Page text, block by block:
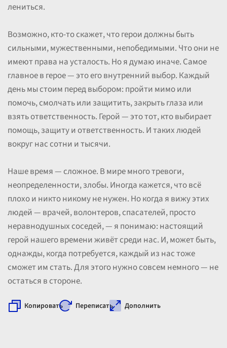
лениться.
Возможно, кто-то скажет, что герои должны быть
сильными, мужественными, непобедимыми. Что они не
имеют права на усталость. Но я думаю иначе. Самое
главное в герое — это его внутренний выбор. Каждый
день мы стоим перед выбором: пройти мимо или
помочь, смолчать или защитить, закрыть глаза или
взять ответственность. Герой — это тот, кто выбирает
помощь, защиту и ответственность. И таких людей
вокруг нас сотни и тысячи.
Наше время — сложное. В мире много тревоги,
неопределенности, злобы. Иногда кажется, что всё
плохо и никто никому не нужен. Но когда я вижу этих
людей — врачей, волонтеров, спасателей, просто
неравнодушных соседей, — я понимаю: настоящий
герой нашего времени живёт среди нас. И, может быть,
однажды, когда потребуется, каждый из нас тоже
сможет им стать. Для этого нужно совсем немного — не
остаться в стороне.
Копировать Переписать Дополнить